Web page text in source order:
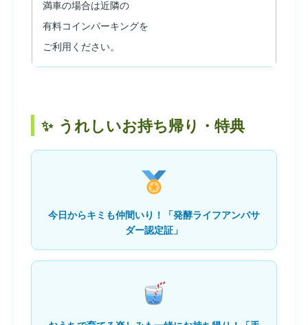
満車の場合は近隣の
有料コインパーキングを
ご利用ください。
うれしいお持ち帰り・特典
今日からキミも仲間いり！「発酵ライフアンバサ
ダー認定証」